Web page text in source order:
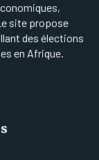
site propose
des élections
en Afrique.